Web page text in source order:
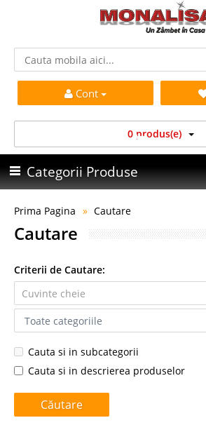
Cont
0 produs(e)
Categorii Produse
Prima Pagina Cautare
Cautare
Criterii de Cautare:
Cauta si in subcategorii
Cauta si in descrierea produselor